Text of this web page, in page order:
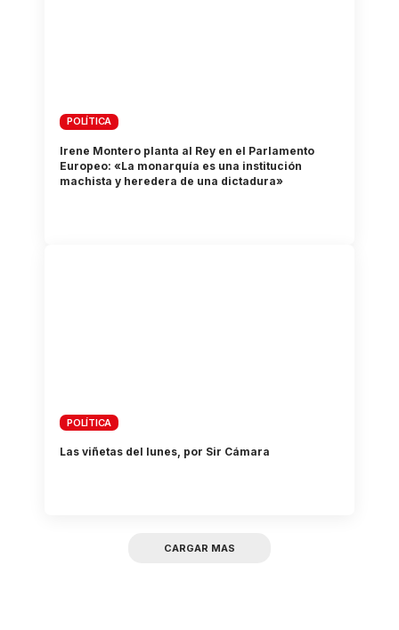
POLÍTICA
Irene Montero planta al Rey en el Parlamento
Europeo: «La monarquía es una institución
machista y heredera de una dictadura»
POLÍTICA
Las viñetas del lunes, por Sir Cámara
CARGAR MAS